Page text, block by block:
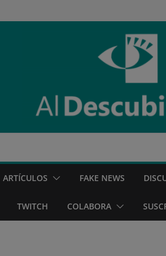
ARTÍCULOS FAKE NEWS
TWITCH COLABORA